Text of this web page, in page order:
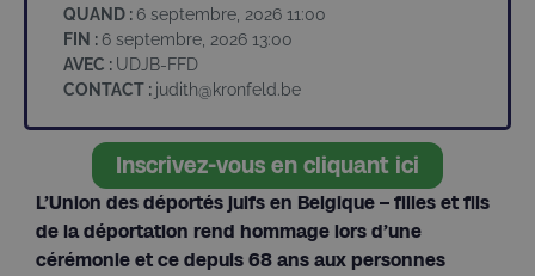
QUAND : 6 septembre, 2026 11:00
FIN : 6 septembre, 2026 13:00
AVEC : UDJB-FFD
CONTACT : judith@kronfeld.be
Inscrivez-vous en cliquant ici
L’Union des déportés juifs en Belgique – filles et fils
de la déportation rend hommage lors d’une
cérémonie et ce depuis 68 ans aux personnes